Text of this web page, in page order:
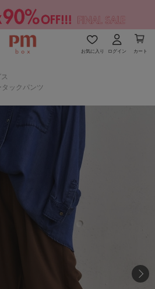
お気に入り ログイン カート
ックパンツ